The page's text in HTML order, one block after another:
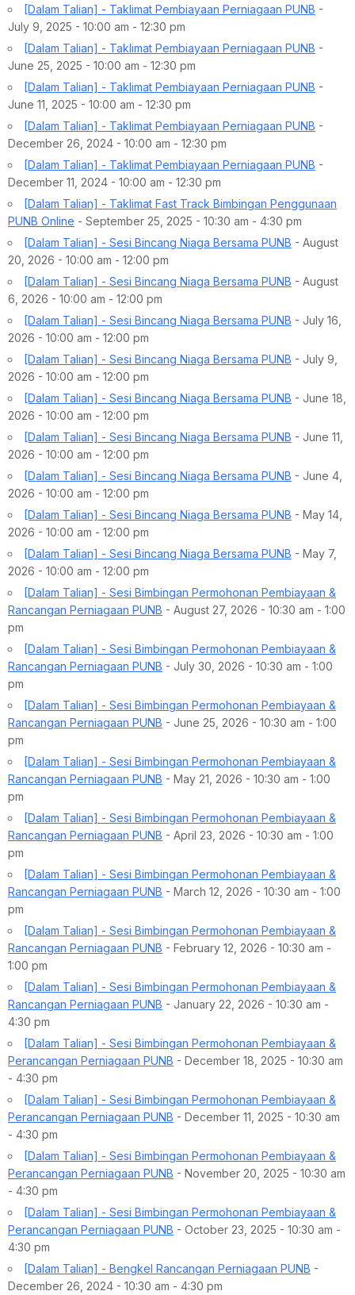
[Dalam Talian] - Taklimat Pembiayaan Perniagaan PUNB -
July 9, 2025 - 10:00 am - 12:30 pm
[Dalam Talian] - Taklimat Pembiayaan Perniagaan PUNB -
June 25, 2025 - 10:00 am - 12:30 pm
[Dalam Talian] - Taklimat Pembiayaan Perniagaan PUNB -
June 11, 2025 - 10:00 am - 12:30 pm
[Dalam Talian] - Taklimat Pembiayaan Perniagaan PUNB -
December 26, 2024 - 10:00 am - 12:30 pm
[Dalam Talian] - Taklimat Pembiayaan Perniagaan PUNB -
December 11, 2024 - 10:00 am - 12:30 pm
[Dalam Talian] - Taklimat Fast Track Bimbingan Penggunaan
PUNB Online - September 25, 2025 - 10:30 am - 4:30 pm
[Dalam Talian] - Sesi Bincang Niaga Bersama PUNB - August
20, 2026 - 10:00 am - 12:00 pm
[Dalam Talian] - Sesi Bincang Niaga Bersama PUNB - August
6, 2026 - 10:00 am - 12:00 pm
[Dalam Talian] - Sesi Bincang Niaga Bersama PUNB - July 16,
2026 - 10:00 am - 12:00 pm
[Dalam Talian] - Sesi Bincang Niaga Bersama PUNB - July 9,
2026 - 10:00 am - 12:00 pm
[Dalam Talian] - Sesi Bincang Niaga Bersama PUNB - June 18,
2026 - 10:00 am - 12:00 pm
[Dalam Talian] - Sesi Bincang Niaga Bersama PUNB - June 11,
2026 - 10:00 am - 12:00 pm
[Dalam Talian] - Sesi Bincang Niaga Bersama PUNB - June 4,
2026 - 10:00 am - 12:00 pm
[Dalam Talian] - Sesi Bincang Niaga Bersama PUNB - May 14,
2026 - 10:00 am - 12:00 pm
[Dalam Talian] - Sesi Bincang Niaga Bersama PUNB - May 7,
2026 - 10:00 am - 12:00 pm
[Dalam Talian] - Sesi Bimbingan Permohonan Pembiayaan &
Rancangan Perniagaan PUNB - August 27, 2026 - 10:30 am - 1:00
pm
[Dalam Talian] - Sesi Bimbingan Permohonan Pembiayaan &
Rancangan Perniagaan PUNB - July 30, 2026 - 10:30 am - 1:00
pm
[Dalam Talian] - Sesi Bimbingan Permohonan Pembiayaan &
Rancangan Perniagaan PUNB - June 25, 2026 - 10:30 am - 1:00
pm
[Dalam Talian] - Sesi Bimbingan Permohonan Pembiayaan &
Rancangan Perniagaan PUNB - May 21, 2026 - 10:30 am - 1:00
pm
[Dalam Talian] - Sesi Bimbingan Permohonan Pembiayaan &
Rancangan Perniagaan PUNB - April 23, 2026 - 10:30 am - 1:00
pm
[Dalam Talian] - Sesi Bimbingan Permohonan Pembiayaan &
Rancangan Perniagaan PUNB - March 12, 2026 - 10:30 am - 1:00
pm
[Dalam Talian] - Sesi Bimbingan Permohonan Pembiayaan &
Rancangan Perniagaan PUNB - February 12, 2026 - 10:30 am -
1:00 pm
[Dalam Talian] - Sesi Bimbingan Permohonan Pembiayaan &
Rancangan Perniagaan PUNB - January 22, 2026 - 10:30 am -
4:30 pm
[Dalam Talian] - Sesi Bimbingan Permohonan Pembiayaan &
Perancangan Perniagaan PUNB - December 18, 2025 - 10:30 am
- 4:30 pm
[Dalam Talian] - Sesi Bimbingan Permohonan Pembiayaan &
Perancangan Perniagaan PUNB - December 11, 2025 - 10:30 am
- 4:30 pm
[Dalam Talian] - Sesi Bimbingan Permohonan Pembiayaan &
Perancangan Perniagaan PUNB - November 20, 2025 - 10:30 am
- 4:30 pm
[Dalam Talian] - Sesi Bimbingan Permohonan Pembiayaan &
Perancangan Perniagaan PUNB - October 23, 2025 - 10:30 am -
4:30 pm
[Dalam Talian] - Bengkel Rancangan Perniagaan PUNB -
December 26, 2024 - 10:30 am - 4:30 pm